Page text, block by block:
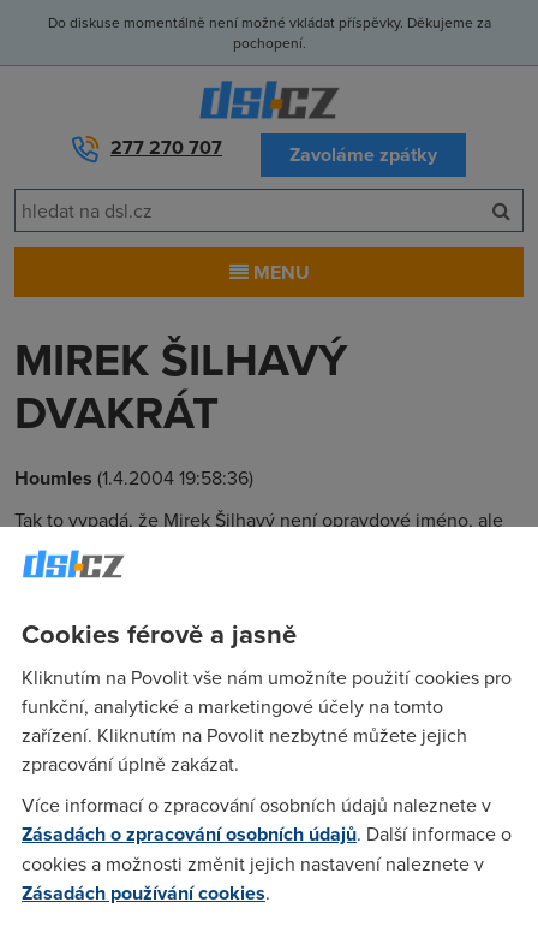
Do diskuse momentálně není možné vkládat příspěvky. Děkujeme za
pochopení.
277 270 707 Zavoláme zpátky
MENU
MIREK ŠILHAVÝ
DVAKRÁT
Houmles (1.4.2004 19:58:36)
Tak to vypadá, že Mirek Šilhavý není opravdové jméno, ale
typové označení pro technologii vyvinutou pro vychvalování
českého ADSL. Původně měl být jen jeden, ale když zjistil,
začal klonovat, aby vyrovnal síly. Jenže nějakou chybou teď
říká, že je to někdo jiný a přitom je to jen jeho kopie.
someone(6.4.2004 17:46:11)
LOOOOOOOOOL
Miroslav Šilhavý(6.4.2004 18:32:39)
Cookies férově a jasně
Kliknutím na Povolit vše nám umožníte použití cookies pro
funkční, analytické a marketingové účely na tomto
zařízení. Kliknutím na Povolit nezbytné můžete jejich
zpracování úplně zakázat.
Více informací o zpracování osobních údajů naleznete v
Zásadách o zpracování osobních údajů. Další informace o
cookies a možnosti změnit jejich nastavení naleznete v
Zásadách používání cookies.